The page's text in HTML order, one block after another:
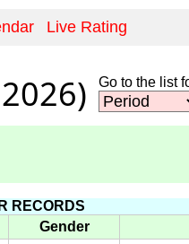
Live Rating
Go to the list
RECORDS
Gender